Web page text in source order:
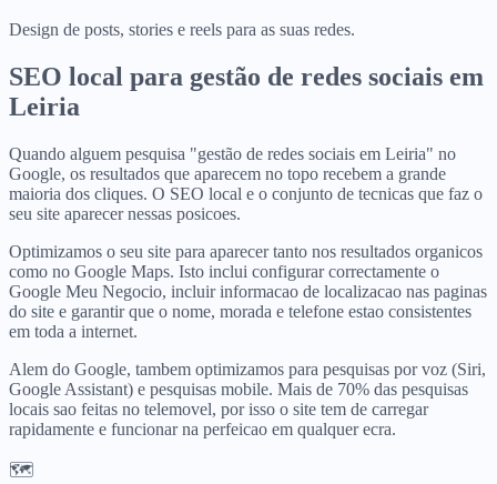
Design de posts, stories e reels para as suas redes.
SEO local para gestão de redes sociais em
Leiria
Quando alguem pesquisa "gestão de redes sociais em Leiria" no
Google, os resultados que aparecem no topo recebem a grande
maioria dos cliques. O SEO local e o conjunto de tecnicas que faz o
seu site aparecer nessas posicoes.
Optimizamos o seu site para aparecer tanto nos resultados organicos
como no Google Maps. Isto inclui configurar correctamente o
Google Meu Negocio, incluir informacao de localizacao nas paginas
do site e garantir que o nome, morada e telefone estao consistentes
em toda a internet.
Alem do Google, tambem optimizamos para pesquisas por voz (Siri,
Google Assistant) e pesquisas mobile. Mais de 70% das pesquisas
locais sao feitas no telemovel, por isso o site tem de carregar
rapidamente e funcionar na perfeicao em qualquer ecra.
🗺️